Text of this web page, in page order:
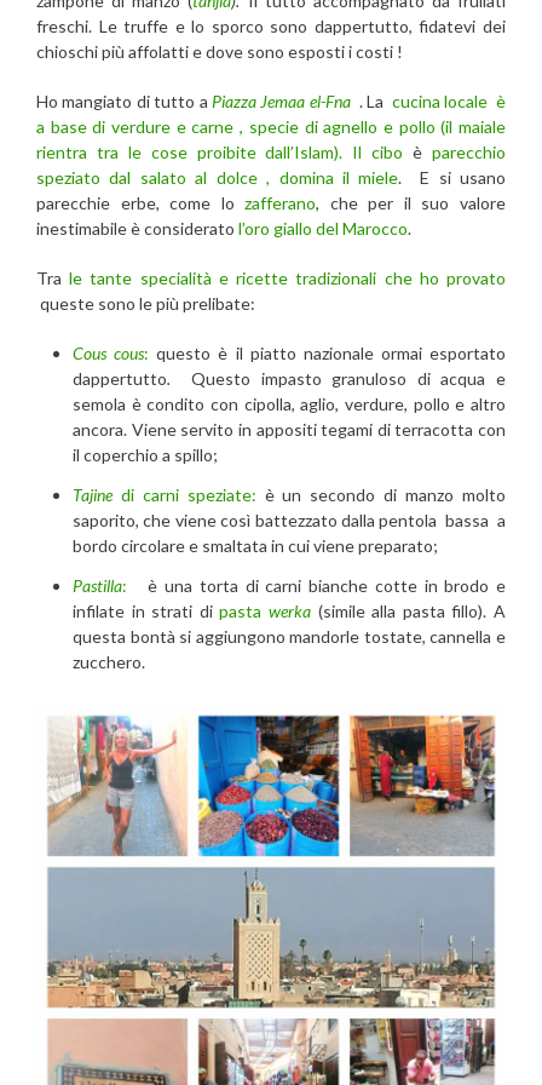
freschi. Le truffe e lo sporco sono dappertutto, fidatevi dei
chioschi più affolatti e dove sono esposti i costi !
Ho mangiato di tutto a Piazza Jemaa el-Fna . La cucina locale è
a base di verdure e carne , specie di agnello e pollo (il maiale
rientra tra le cose proibite dall’Islam). Il cibo èparecchio
speziato dal salato al dolce , domina il miele. E si usano
parecchie erbe, come lozafferano, che per il suo valore
inestimabile è considerato l’oro giallo del Marocco.
Trale tante specialità e ricette tradizionali che ho provato
queste sono le più prelibate:
Cous cous: questo è il piatto nazionale ormai esportato
dappertutto.Questo impasto granuloso di acqua e
semola è condito con cipolla, aglio, verdure, pollo e altro
ancora. Viene servito in appositi tegami di terracotta con
il coperchio a spillo;
Tajinedi carni speziate: è un secondo di manzo molto
saporito, che viene così battezzato dalla pentola bassa a
bordo circolare e smaltata in cui viene preparato;
Pastilla:è una torta di carni bianche cotte in brodo e
infilate in strati dipastawerka (simile alla pasta fillo). A
questa bontà si aggiungono mandorle tostate, cannella e
zucchero.